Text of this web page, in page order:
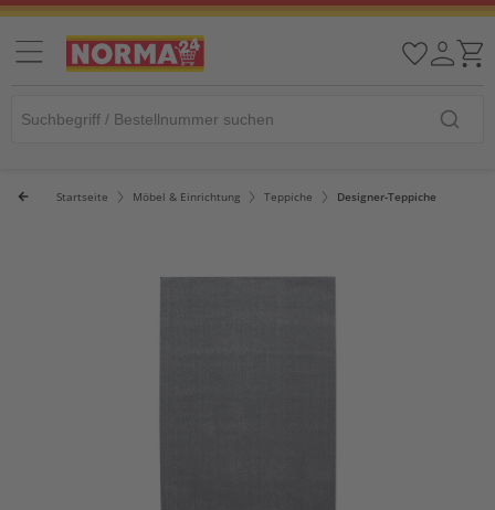
Startseite Möbel & Einrichtung Teppiche Designer-Teppiche